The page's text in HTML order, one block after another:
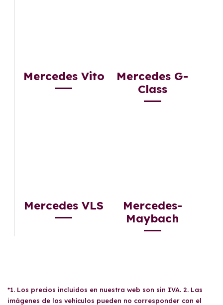
Mercedes Vito
Mercedes G-
Class
Mercedes VLS
Mercedes-
Maybach
*1. Los precios incluidos en nuestra web son sin IVA. 2. Las
imágenes de los vehículos pueden no corresponder con el